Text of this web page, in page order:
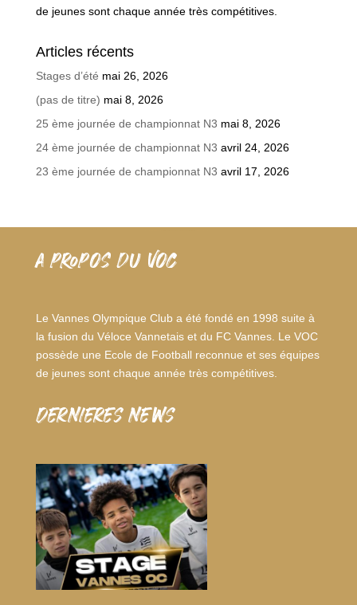
de jeunes sont chaque année très compétitives.
Articles récents
Stages d’été mai 26, 2026
(pas de titre) mai 8, 2026
25 ème journée de championnat N3 mai 8, 2026
24 ème journée de championnat N3 avril 24, 2026
23 ème journée de championnat N3 avril 17, 2026
A PROPOS DU VOC
Le Vannes Olympique Club a été fondé en 1998 suite à
la fusion du Véloce Vannetais et du FC Vannes. Le VOC
possède une Ecole de Football reconnue et ses équipes
de jeunes sont chaque année très compétitives.
dernieres news